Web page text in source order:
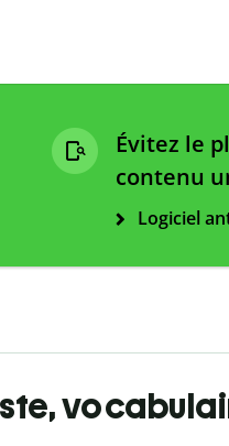
Évitez le
contenu
Logiciel